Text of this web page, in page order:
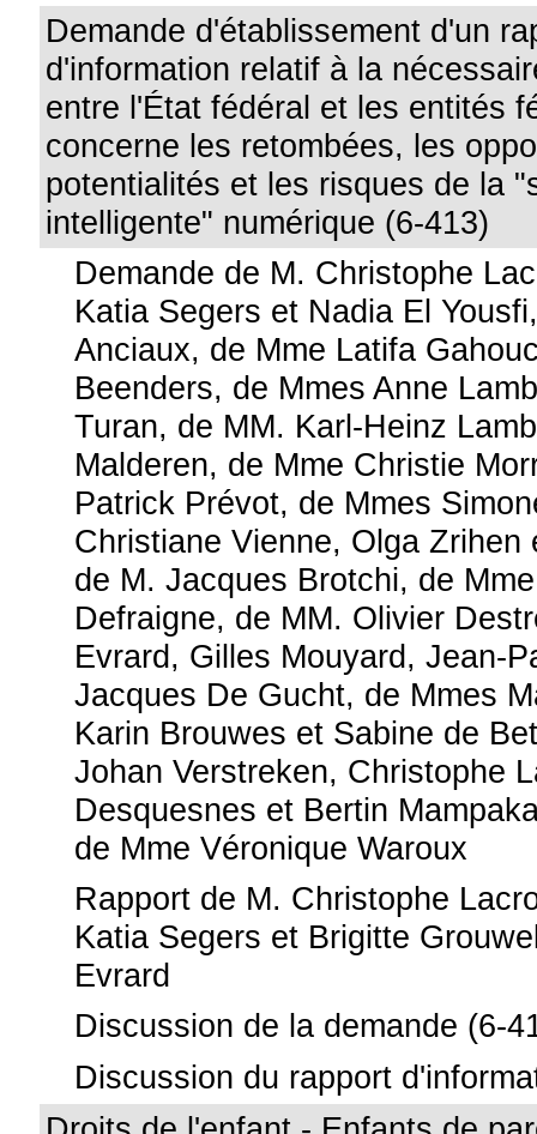
Demande d'établissement d'un
d'information relatif à la
entre l'État fédéral et les entités
concerne les retombées, les
potentialités et les risques de la
intelligente" numérique (6-413)
Demande de M. Christophe
Katia Segers et Nadia El
Anciaux, de Mme Latifa
Beenders, de Mmes Anne
Turan, de MM. Karl-Heinz
Malderen, de Mme Christie
Patrick Prévot, de Mmes
Christiane Vienne, Olga Zrihen
de M. Jacques Brotchi, de
Defraigne, de MM. Olivier
Evrard, Gilles Mouyard, Jean-
Jacques De Gucht, de Mmes
Karin Brouwes et Sabine de
Johan Verstreken, Christophe
Desquesnes et Bertin
de Mme Véronique Waroux
Rapport de M. Christophe
Katia Segers et Brigitte
Evrard
Discussion de la demande (6-
Discussion du rapport